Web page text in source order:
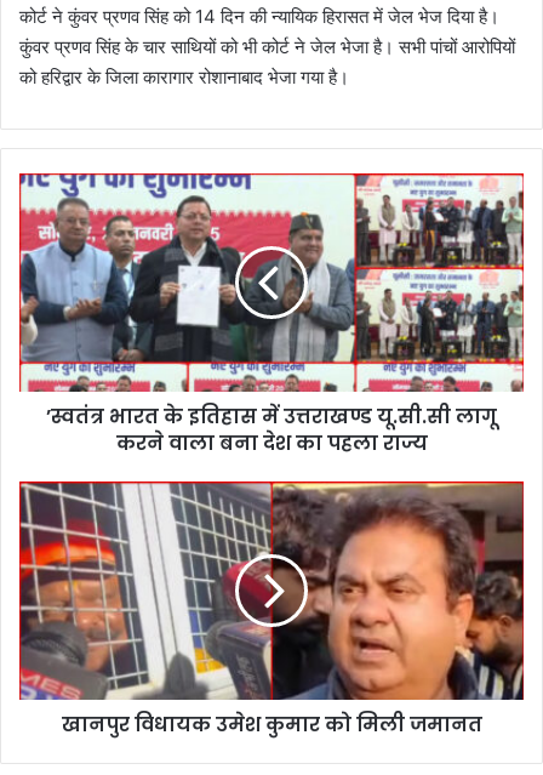
कोर्ट ने कुंवर प्रणव सिंह को 14 दिन की न्यायिक हिरासत में जेल भेज दिया है।
कुंवर प्रणव सिंह के चार साथियों को भी कोर्ट ने जेल भेजा है। सभी पांचों आरोपियों
को हरिद्वार के जिला कारागार रोशानाबाद भेजा गया है।
’
स्व
त्र
भा
र
के
इ
में
उ
त्त
रा
ख
ण्ड
यू
.
सी
’स्वतंत्र भारत के इतिहास में उत्तराखण्ड यू.सी.सी लागू
करने वाला बना देश का पहला राज्य
खा
न
पु
र
वि
धा
य
क
उ
खानपुर विधायक उमेश कुमार को मिली जमानत